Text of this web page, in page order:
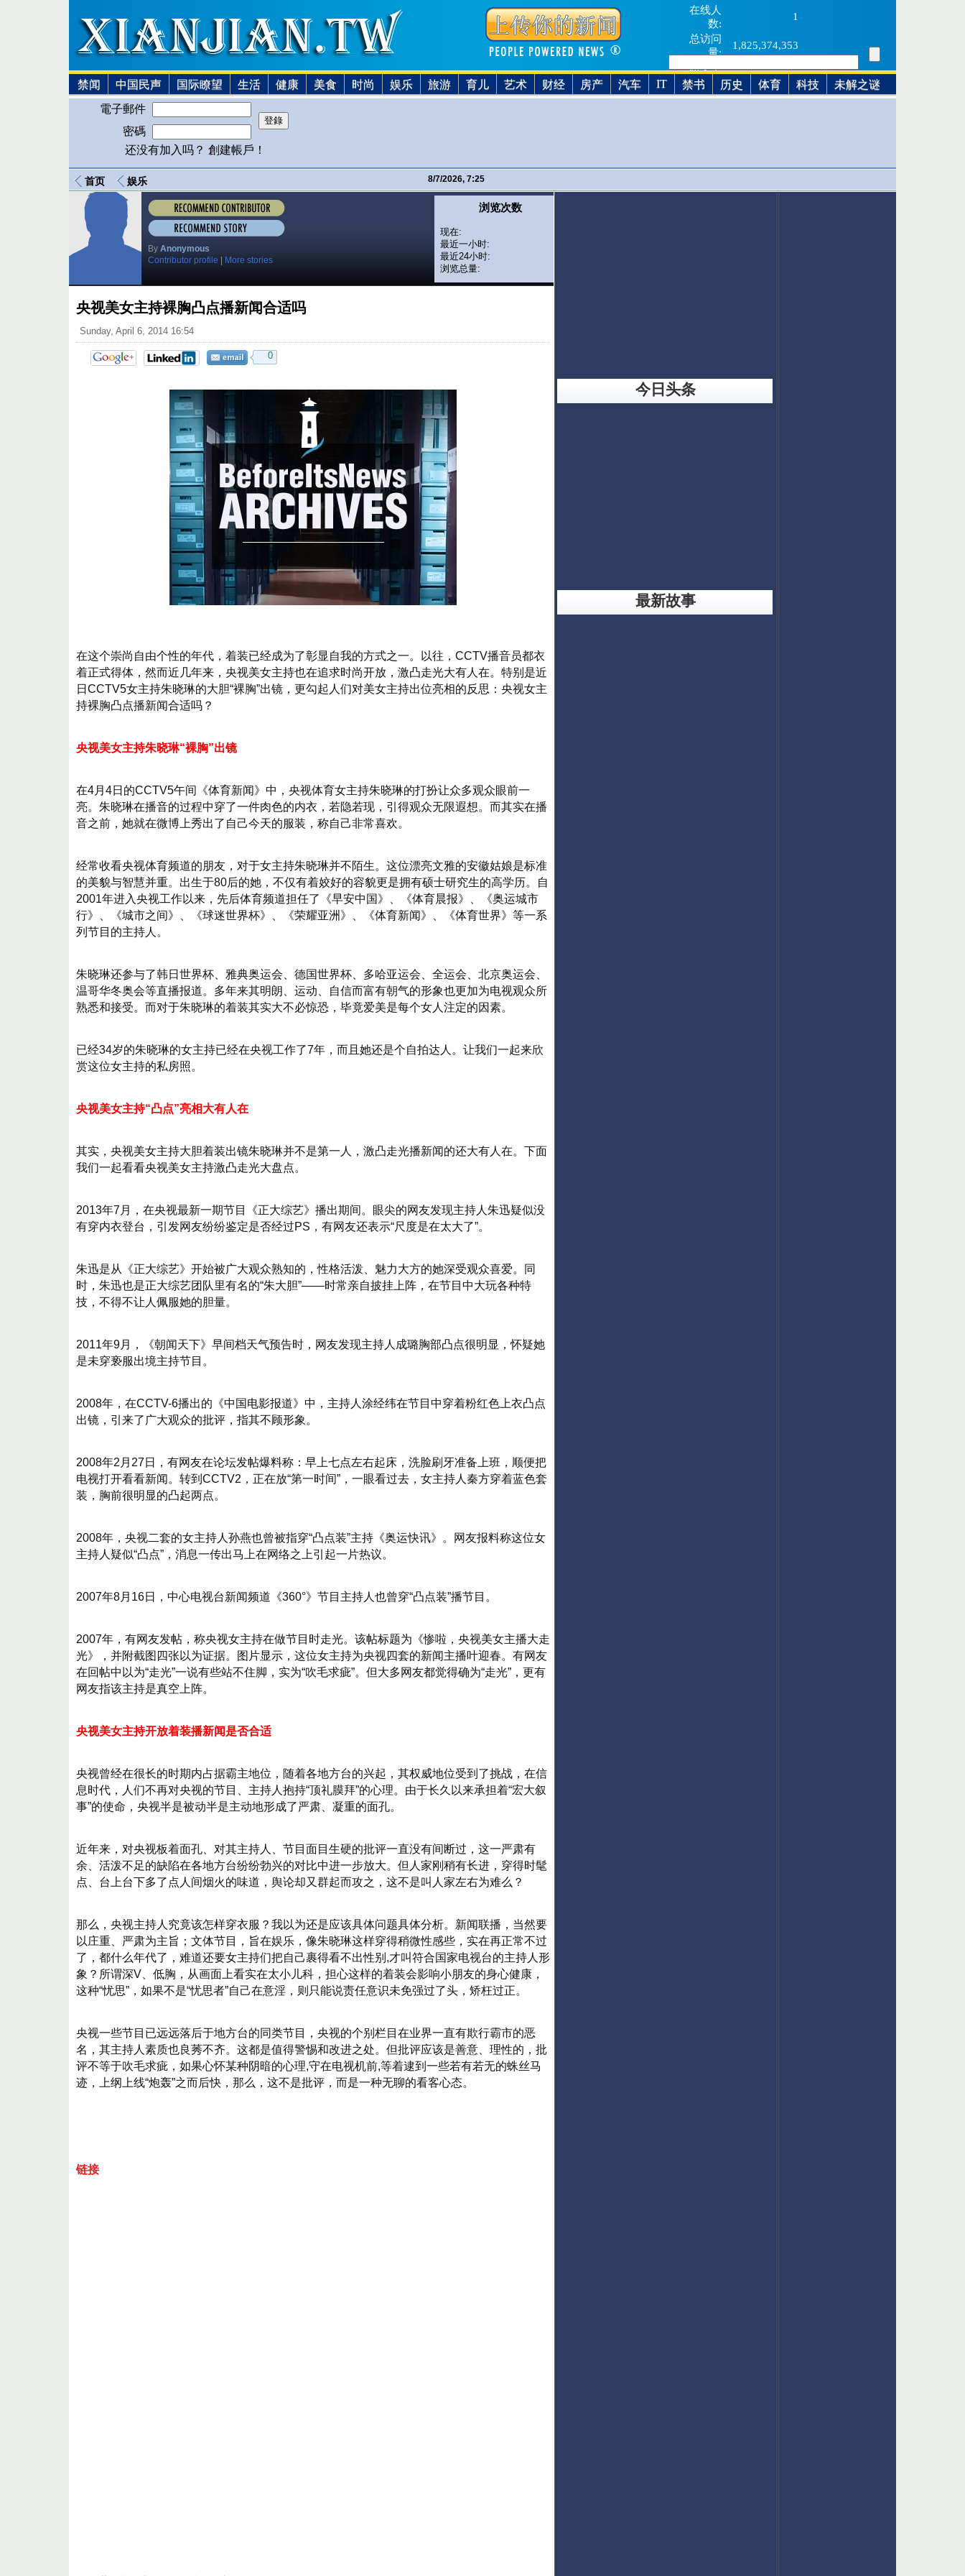
在线人
数:
1
总访问
量:
1,825,374,353
总文章
8,676,549
禁闻 中国民声 国际瞭望 生活 健康 美食 时尚 娱乐 旅游 育儿 艺术 财经 房产 汽车 IT 禁书 历史 体育 科技
未解之谜
電子郵件
密碼
还没有加入吗？ 創建帳戶！
首页 娱乐 8/7/2026, 7:25
By Anonymous
Contributor profile
More stories
浏览次数
现在:
最近一小时:
最近24小时:
浏览总量:
央视美女主持裸胸凸点播新闻合适吗
Sunday, April 6, 2014 16:54
0
在这个崇尚自由个性的年代，着装已经成为了彰显自我的方式之一。以往，CCTV播音员都衣
着正式得体，然而近几年来，央视美女主持也在追求时尚开放，激凸走光大有人在。特别是近
日CCTV5女主持朱晓琳的大胆“裸胸”出镜，更勾起人们对美女主持出位亮相的反思：央视女主
持裸胸凸点播新闻合适吗？
央视美女主持朱晓琳“裸胸”出镜
在4月4日的CCTV5午间《体育新闻》中，央视体育女主持朱晓琳的打扮让众多观众眼前一
亮。朱晓琳在播音的过程中穿了一件肉色的内衣，若隐若现，引得观众无限遐想。而其实在播
音之前，她就在微博上秀出了自己今天的服装，称自己非常喜欢。
经常收看央视体育频道的朋友，对于女主持朱晓琳并不陌生。这位漂亮文雅的安徽姑娘是标准
的美貌与智慧并重。出生于80后的她，不仅有着姣好的容貌更是拥有硕士研究生的高学历。自
2001年进入央视工作以来，先后体育频道担任了《早安中国》、《体育晨报》、《奥运城市
行》、《城市之间》、《球迷世界杯》、《荣耀亚洲》、《体育新闻》、《体育世界》等一系
列节目的主持人。
朱晓琳还参与了韩日世界杯、雅典奥运会、德国世界杯、多哈亚运会、全运会、北京奥运会、
温哥华冬奥会等直播报道。多年来其明朗、运动、自信而富有朝气的形象也更加为电视观众所
熟悉和接受。而对于朱晓琳的着装其实大不必惊恐，毕竟爱美是每个女人注定的因素。
已经34岁的朱晓琳的女主持已经在央视工作了7年，而且她还是个自拍达人。让我们一起来欣
赏这位女主持的私房照。
央视美女主持“凸点”亮相大有人在
其实，央视美女主持大胆着装出镜朱晓琳并不是第一人，激凸走光播新闻的还大有人在。下面
我们一起看看央视美女主持激凸走光大盘点。
2013年7月，在央视最新一期节目《正大综艺》播出期间。眼尖的网友发现主持人朱迅疑似没
有穿内衣登台，引发网友纷纷鉴定是否经过PS，有网友还表示“尺度是在太大了”。
朱迅是从《正大综艺》开始被广大观众熟知的，性格活泼、魅力大方的她深受观众喜爱。同
时，朱迅也是正大综艺团队里有名的“朱大胆”――时常亲自披挂上阵，在节目中大玩各种特
技，不得不让人佩服她的胆量。
2011年9月，《朝闻天下》早间档天气预告时，网友发现主持人成璐胸部凸点很明显，怀疑她
是未穿亵服出境主持节目。
2008年，在CCTV-6播出的《中国电影报道》中，主持人涂经纬在节目中穿着粉红色上衣凸点
出镜，引来了广大观众的批评，指其不顾形象。
2008年2月27日，有网友在论坛发帖爆料称：早上七点左右起床，洗脸刷牙准备上班，顺便把
电视打开看看新闻。转到CCTV2，正在放“第一时间”，一眼看过去，女主持人秦方穿着蓝色套
装，胸前很明显的凸起两点。
2008年，央视二套的女主持人孙燕也曾被指穿“凸点装”主持《奥运快讯》。网友报料称这位女
主持人疑似“凸点”，消息一传出马上在网络之上引起一片热议。
2007年8月16日，中心电视台新闻频道《360°》节目主持人也曾穿“凸点装”播节目。
2007年，有网友发帖，称央视女主持在做节目时走光。该帖标题为《惨啦，央视美女主播大走
光》，并附截图四张以为证据。图片显示，这位女主持为央视四套的新闻主播叶迎春。有网友
在回帖中以为“走光”一说有些站不住脚，实为“吹毛求疵”。但大多网友都觉得确为“走光”，更有
网友指该主持是真空上阵。
央视美女主持开放着装播新闻是否合适
央视曾经在很长的时期内占据霸主地位，随着各地方台的兴起，其权威地位受到了挑战，在信
息时代，人们不再对央视的节目、主持人抱持“顶礼膜拜”的心理。由于长久以来承担着“宏大叙
事”的使命，央视半是被动半是主动地形成了严肃、凝重的面孔。
近年来，对央视板着面孔、对其主持人、节目面目生硬的批评一直没有间断过，这一严肃有
余、活泼不足的缺陷在各地方台纷纷勃兴的对比中进一步放大。但人家刚稍有长进，穿得时髦
点、台上台下多了点人间烟火的味道，舆论却又群起而攻之，这不是叫人家左右为难么？
那么，央视主持人究竟该怎样穿衣服？我以为还是应该具体问题具体分析。新闻联播，当然要
以庄重、严肃为主旨；文体节目，旨在娱乐，像朱晓琳这样穿得稍微性感些，实在再正常不过
了，都什么年代了，难道还要女主持们把自己裹得看不出性别,才叫符合国家电视台的主持人形
象？所谓深V、低胸，从画面上看实在太小儿科，担心这样的着装会影响小朋友的身心健康，
这种“忧思”，如果不是“忧思者”自己在意淫，则只能说责任意识未免强过了头，矫枉过正。
央视一些节目已远远落后于地方台的同类节目，央视的个别栏目在业界一直有欺行霸市的恶
名，其主持人素质也良莠不齐。这都是值得警惕和改进之处。但批评应该是善意、理性的，批
评不等于吹毛求疵，如果心怀某种阴暗的心理,守在电视机前,等着逮到一些若有若无的蛛丝马
迹，上纲上线“炮轰”之而后快，那么，这不是批评，而是一种无聊的看客心态。
链接
今日头条
最新故事